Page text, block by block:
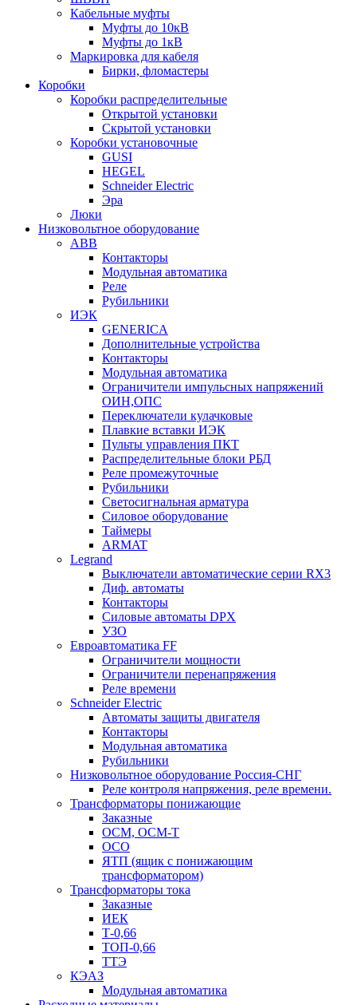
Кабельные муфты
Муфты до 10кВ
Муфты до 1кВ
Маркировка для кабеля
Бирки, фломастеры
Коробки
Коробки распределительные
Открытой установки
Скрытой установки
Коробки установочные
GUSI
HEGEL
Schneider Electric
Эра
Люки
Низковольтное оборудование
ABB
Контакторы
Модульная автоматика
Реле
Рубильники
ИЭК
GENERICA
Дополнительные устройства
Контакторы
Модульная автоматика
Ограничители импульсных напряжений
ОИН,ОПС
Переключатели кулачковые
Плавкие вставки ИЭК
Пульты управления ПКТ
Распределительные блоки РБД
Реле промежуточные
Рубильники
Светосигнальная арматура
Силовое оборудование
Таймеры
ARMAT
Legrand
Выключатели автоматические серии RX3
Диф. автоматы
Контакторы
Силовые автоматы DPX
УЗО
Евроавтоматика FF
Ограничители мощности
Ограничители перенапряжения
Реле времени
Schneider Electric
Автоматы защиты двигателя
Контакторы
Модульная автоматика
Рубильники
Низковольтное оборудование Россия-СНГ
Реле контроля напряжения, реле времени.
Трансформаторы понижающие
Заказные
ОСМ, ОСМ-Т
ОСО
ЯТП (ящик с понижающим
трансформатором)
Трансформаторы тока
Заказные
ИЕК
Т-0,66
ТОП-0,66
ТТЭ
КЭАЗ
Модульная автоматика